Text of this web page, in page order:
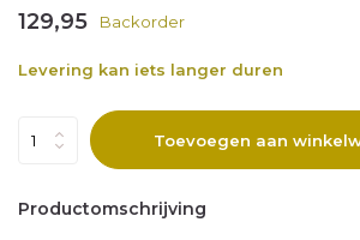
129,95 Backorder
Levering kan iets langer duren
Toevoegen aan
Productomschrijving